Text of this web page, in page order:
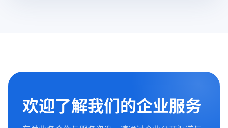
欢迎了解我们的企业服务